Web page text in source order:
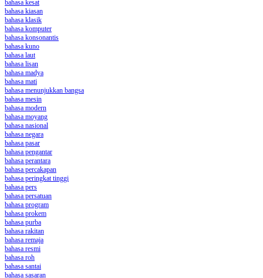
bahasa kesat
bahasa kiasan
bahasa klasik
bahasa komputer
bahasa konsonantis
bahasa kuno
bahasa laut
bahasa lisan
bahasa madya
bahasa mati
bahasa menunjukkan bangsa
bahasa mesin
bahasa modern
bahasa moyang
bahasa nasional
bahasa negara
bahasa pasar
bahasa pengantar
bahasa perantara
bahasa percakapan
bahasa peringkat tinggi
bahasa pers
bahasa persatuan
bahasa program
bahasa prokem
bahasa purba
bahasa rakitan
bahasa remaja
bahasa resmi
bahasa roh
bahasa santai
bahasa sasaran